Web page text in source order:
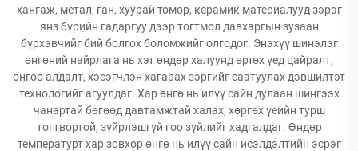
хангаж, метал, ган, хуурай төмөр, керамик материалууд зэрэг
янз бүрийн гадаргуу дээр тогтмол давхаргын зузаан
бүрхэвчийг бий болгох боломжийг олгодог. Энэхүү шинэлэг
өнгөний найрлага нь хэт өндөр халуунд өртөх үед цайралт,
өнгөө алдалт, хэсэгчлэн хагарах зэргийг саатуулах дэвшилтэт
технологийг агуулдаг. Хар өнгө нь илүү сайн дулаан шингээх
чанартай бөгөөд давтамжтай халах, хөргөх үеийн турш
тогтвортой, зүйрлэшгүй гоо зүйлийг хадгалдаг. Өндөр
температурт хар зовхор өнгө нь илүү сайн исэлдэлтийн эсрэг